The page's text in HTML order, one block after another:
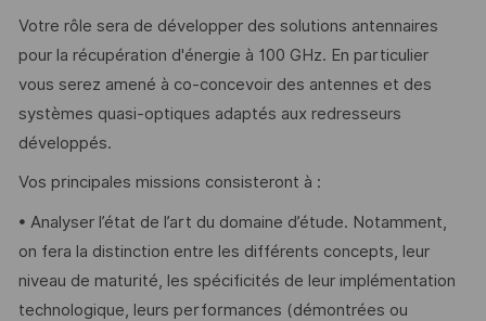
Votre rôle sera de développer des solutions antennaires
pour la récupération d'énergie à 100 GHz. En particulier
vous serez amené à co-concevoir des antennes et des
systèmes quasi-optiques adaptés aux redresseurs
développés.
Vos principales missions consisteront à :
• Analyser l’état de l’art du domaine d’étude. Notamment,
on fera la distinction entre les différents concepts, leur
niveau de maturité, les spécificités de leur implémentation
technologique, leurs performances (démontrées ou